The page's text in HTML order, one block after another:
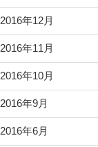
2016年12月
2016年11月
2016年10月
2016年9月
2016年6月